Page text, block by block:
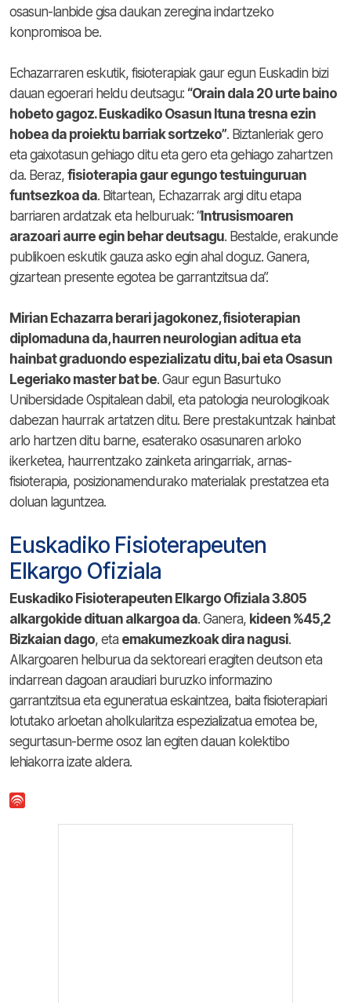
osasun-lanbide gisa daukan zeregina indartzeko
konpromisoa be.
Echazarraren eskutik, fisioterapiak gaur egun Euskadin bizi
dauan egoerari heldu deutsagu: “Orain dala 20 urte baino
hobeto gagoz. Euskadiko Osasun Ituna tresna ezin
hobea da proiektu barriak sortzeko”. Biztanleriak gero
eta gaixotasun gehiago ditu eta gero eta gehiago zahartzen
da. Beraz, fisioterapia gaur egungo testuinguruan
funtsezkoa da. Bitartean, Echazarrak argi ditu etapa
barriaren ardatzak eta helburuak: “Intrusismoaren
arazoari aurre egin behar deutsagu. Bestalde, erakunde
publikoen eskutik gauza asko egin ahal doguz. Ganera,
gizartean presente egotea be garrantzitsua da”.
Mirian Echazarra berari jagokonez, fisioterapian
diplomaduna da, haurren neurologian aditua eta
hainbat graduondo espezializatu ditu, bai eta Osasun
Legeriako master bat be. Gaur egun Basurtuko
Unibersidade Ospitalean dabil, eta patologia neurologikoak
dabezan haurrak artatzen ditu. Bere prestakuntzak hainbat
arlo hartzen ditu barne, esaterako osasunaren arloko
ikerketea, haurrentzako zainketa aringarriak, arnas-
fisioterapia, posizionamendurako materialak prestatzea eta
doluan laguntzea.
Euskadiko Fisioterapeuten
Elkargo Ofiziala
Euskadiko Fisioterapeuten Elkargo Ofiziala 3.805
alkargokide dituan alkargoa da. Ganera, kideen %45,2
Bizkaian dago, eta emakumezkoak dira nagusi.
Alkargoaren helburua da sektoreari eragiten deutson eta
indarrean dagoan araudiari buruzko informazino
garrantzitsua eta eguneratua eskaintzea, baita fisioterapiari
lotutako arloetan aholkularitza espezializatua emotea be,
segurtasun-berme osoz lan egiten dauan kolektibo
lehiakorra izate aldera.